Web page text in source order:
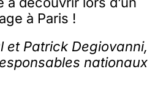
à Paris !
et Patrick Degiovanni,
nationaux